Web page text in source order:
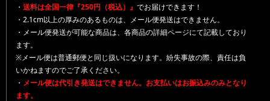
・ 送料は全国一律『250円（税込）』 でお届けできます！
・2.1cm以上の厚みのあるものは、メール便発送はできません。
・メール便発送が可能な商品は、各商品の詳細ページにて記載しており
ます。
※メール便は普通郵便と同じ扱いになります。紛失事故の際、責任は負
いかねますのでご了承ください。
・ メール便は代引き発送はできません。お支払いはお振込みのみとなり
ます。